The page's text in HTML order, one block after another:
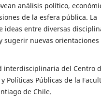
análisis político,
de la esfera pública. La
ideas entre diversas
sugerir nuevas orientaciones
interdisciplinaria del Centro
Políticas Públicas de la
de Chile.